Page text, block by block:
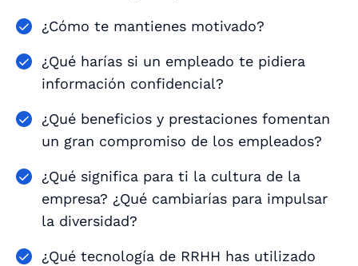
¿Cómo te mantienes motivado?
¿Qué harías si un empleado te pidiera
información confidencial?
¿Qué beneficios y prestaciones fomentan
un gran compromiso de los empleados?
¿Qué significa para ti la cultura de la
empresa? ¿Qué cambiarías para impulsar
la diversidad?
¿Qué tecnología de RRHH has utilizado